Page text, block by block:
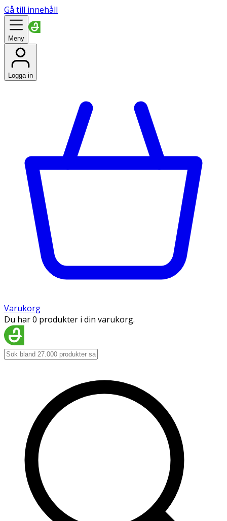
Gå till innehåll
Meny
Logga in
Varukorg
Du har 0 produkter i din varukorg.